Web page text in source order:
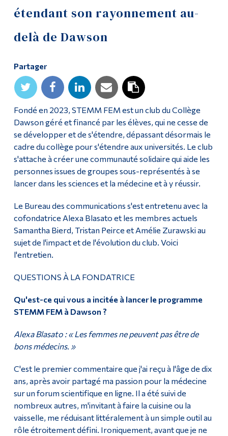
étendant son rayonnement au-
delà de Dawson
Partager
Fondé en 2023, STEMM FEM est un club du Collège
Dawson géré et financé par les élèves, qui ne cesse de
se développer et de s'étendre, dépassant désormais le
cadre du collège pour s'étendre aux universités. Le club
s'attache à créer une communauté solidaire qui aide les
personnes issues de groupes sous-représentés à se
lancer dans les sciences et la médecine et à y réussir.
Le Bureau des communications s'est entretenu avec la
cofondatrice Alexa Blasato et les membres actuels
Samantha Bierd, Tristan Peirce et Amélie Zurawski au
sujet de l'impact et de l'évolution du club. Voici
l'entretien.
QUESTIONS À LA FONDATRICE
Qu'est-ce qui vous a incitée à lancer le programme
STEMM FEM à Dawson ?
Alexa Blasato : « Les femmes ne peuvent pas être de
bons médecins. »
C'est le premier commentaire que j'ai reçu à l'âge de dix
ans, après avoir partagé ma passion pour la médecine
sur un forum scientifique en ligne. Il a été suivi de
nombreux autres, m'invitant à faire la cuisine ou la
vaisselle, me réduisant littéralement à un simple outil au
rôle étroitement défini. Ironiquement, avant que je ne